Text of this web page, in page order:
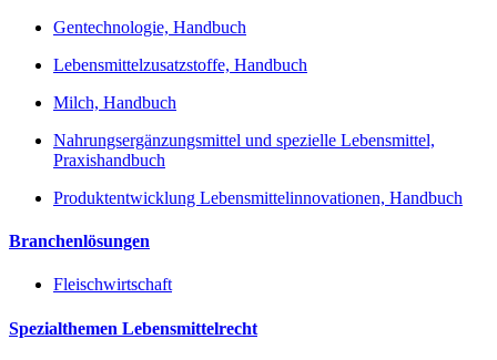
Gentechnologie, Handbuch
Lebensmittelzusatzstoffe, Handbuch
Milch, Handbuch
Nahrungsergänzungsmittel und spezielle Lebensmittel,
Praxishandbuch
Produktentwicklung Lebensmittelinnovationen, Handbuch
Branchenlösungen
Fleischwirtschaft
Spezialthemen Lebensmittelrecht